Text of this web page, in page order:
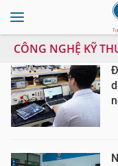
CÔNG NGHỆ KỸ